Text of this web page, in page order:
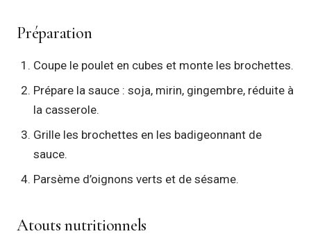
Préparation
Coupe le poulet en cubes et monte les brochettes.
Prépare la sauce : soja, mirin, gingembre, réduite à
la casserole.
Grille les brochettes en les badigeonnant de
sauce.
Parsème d’oignons verts et de sésame.
Atouts nutritionnels